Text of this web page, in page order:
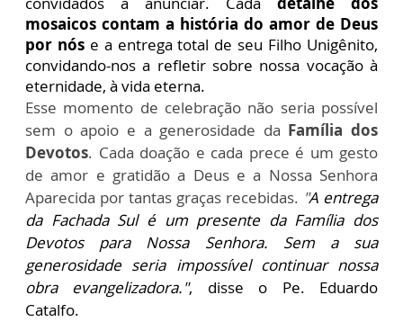
mosaicos contam a história do amor de Deus
por nós e a entrega total de seu Filho Unigênito,
convidando-nos a refletir sobre nossa vocação à
eternidade, à vida eterna.
Esse momento de celebração não seria possível
sem o apoio e a generosidade da Família dos
Devotos. Cada doação e cada prece é um gesto
de amor e gratidão a Deus e a Nossa Senhora
Aparecida por tantas graças recebidas. "A entrega
da Fachada Sul é um presente da Família dos
Devotos para Nossa Senhora. Sem a sua
generosidade seria impossível continuar nossa
obra evangelizadora.", disse o Pe. Eduardo
Catalfo.